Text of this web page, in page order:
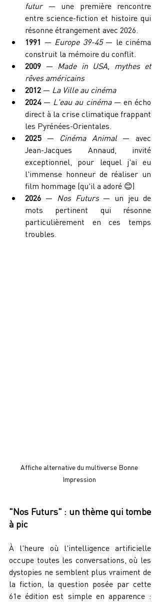
futur — une première rencontre
entre science-fiction et histoire qui
résonne étrangement avec 2026.
1991 — Europe 39-45 — le cinéma
construit la mémoire du conflit.
2009 — Made in USA, mythes et
rêves américains
2012 — La Ville au cinéma
2024 — L'eau au cinéma — en écho
direct à la crise climatique frappant
les Pyrénées-Orientales.
2025 — Cinéma Animal — avec
Jean-Jacques Annaud, invité
exceptionnel, pour lequel j'ai eu
l'immense honneur de réaliser un
film hommage (qu'il a adoré 😊)
2026 — Nos Futurs — un jeu de
mots pertinent qui résonne
particulièrement en ces temps
troubles.
Affiche alternative du multiverse Bonne
Impression
"Nos Futurs" : un thème qui tombe
à pic
À l'heure où l'intelligence artificielle
occupe toutes les conversations, où les
dystopies ne semblent plus vraiment de
la fiction, la question posée par cette
61e édition est simple en apparence :